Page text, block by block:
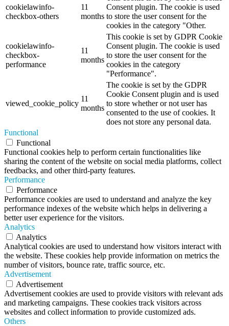
cookielawinfo-
checkbox-others
11
months
Consent plugin. The cookie is used
to store the user consent for the
cookies in the category "Other.
cookielawinfo-
checkbox-
performance
11
months
This cookie is set by GDPR Cookie
Consent plugin. The cookie is used
to store the user consent for the
cookies in the category
"Performance".
viewed_cookie_policy
11
months
The cookie is set by the GDPR
Cookie Consent plugin and is used
to store whether or not user has
consented to the use of cookies. It
does not store any personal data.
Functional
Functional
Functional cookies help to perform certain functionalities like
sharing the content of the website on social media platforms, collect
feedbacks, and other third-party features.
Performance
Performance
Performance cookies are used to understand and analyze the key
performance indexes of the website which helps in delivering a
better user experience for the visitors.
Analytics
Analytics
Analytical cookies are used to understand how visitors interact with
the website. These cookies help provide information on metrics the
number of visitors, bounce rate, traffic source, etc.
Advertisement
Advertisement
Advertisement cookies are used to provide visitors with relevant ads
and marketing campaigns. These cookies track visitors across
websites and collect information to provide customized ads.
Others